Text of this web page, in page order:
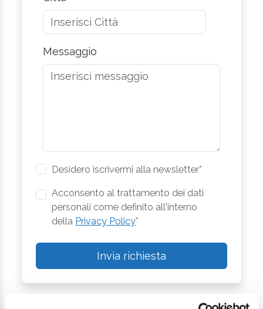
Messaggio
Desidero iscrivermi alla newsletter*
Acconsento al trattamento dei dati
personali come definito all'interno
della Privacy Policy*
Invia richiesta